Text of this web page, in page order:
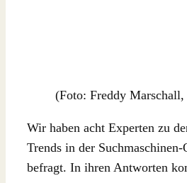
(Foto: Freddy Marschall,
Wir haben acht Experten zu
Trends in der
befragt. In ihren Antworten